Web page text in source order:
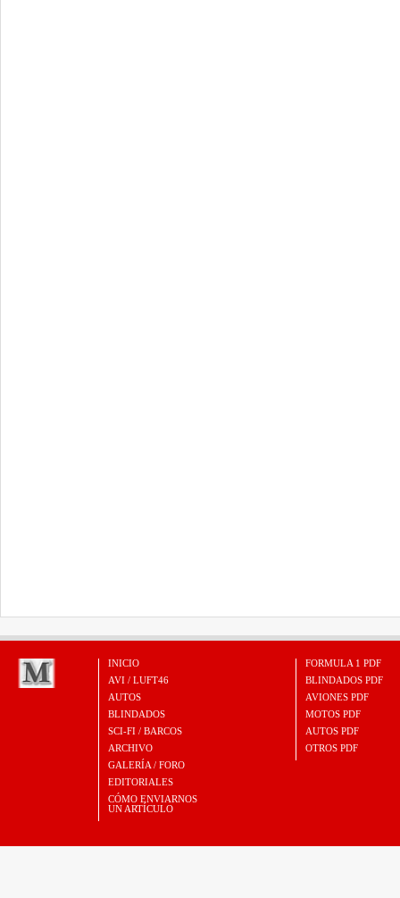
INICIO
AVI / LUFT46
AUTOS
BLINDADOS
SCI-FI / BARCOS
ARCHIVO
GALERÍA / FORO
EDITORIALES
CÓMO ENVIARNOS
UN ARTÍCULO
FORMULA 1 PDF
BLINDADOS PDF
AVIONES PDF
MOTOS PDF
AUTOS PDF
OTROS PDF